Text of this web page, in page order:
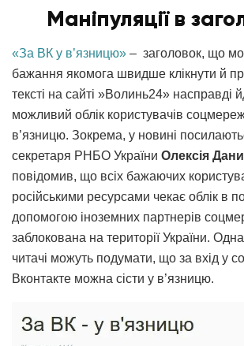
Маніпуляції в
«За ВК у в’язницю» – заголовок, що
бажання якомога швидше клікнути й
тексті на сайті »Волинь24» насправді
можливий облік користувачів
в’язницю. Зокрема, у новині
секретаря РНБО України Олексія
повідомив, що всіх бажаючих
російськими ресурсами чекає облік в
допомогою іноземних партнерів
заблокована на території України.
читачі можуть подумати, що за вхід у
Вконтакте можна сісти у в’язницю.